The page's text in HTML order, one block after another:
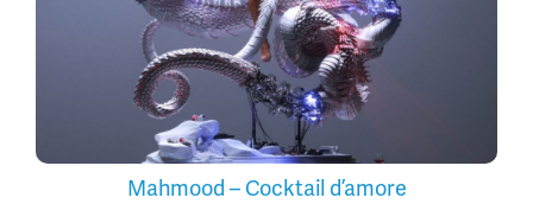
Mahmood – Cocktail d’amore